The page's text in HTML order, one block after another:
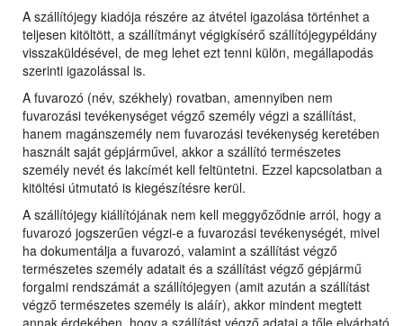
A szállítójegy kiadója részére az átvétel igazolása történhet a
teljesen kitöltött, a szállítmányt végigkísérő szállítójegypéldány
visszaküldésével, de meg lehet ezt tenni külön, megállapodás
szerinti igazolással is.
A fuvarozó (név, székhely) rovatban, amennyiben nem
fuvarozási tevékenységet végző személy végzi a szállítást,
hanem magánszemély nem fuvarozási tevékenység keretében
használt saját gépjárművel, akkor a szállító természetes
személy nevét és lakcímét kell feltüntetni. Ezzel kapcsolatban a
kitöltési útmutató is kiegészítésre kerül.
A szállítójegy kiállítójának nem kell meggyőződnie arról, hogy a
fuvarozó jogszerűen végzi-e a fuvarozási tevékenységét, mivel
ha dokumentálja a fuvarozó, valamint a szállítást végző
természetes személy adatait és a szállítást végző gépjármű
forgalmi rendszámát a szállítójegyen (amit azután a szállítást
végző természetes személy is aláír), akkor mindent megtett